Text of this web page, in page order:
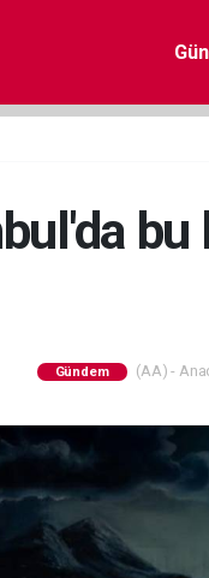
Gündem (AA) -